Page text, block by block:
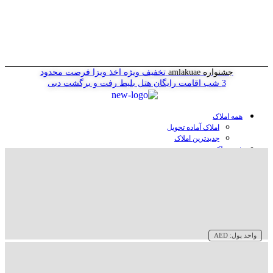
جشنواره amlakuae تخفیف ویژه اخذ ویزا فرصت محدود
3 شب اقامت رایگان هتل
بلیط رفت و برگشت دبی
همه املاک
املاک آماده تحویل
جدیدترین املاک
خرید ملک در دبی
واحد پول: AED